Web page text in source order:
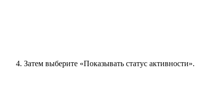
Затем выберите «Показывать статус активности».